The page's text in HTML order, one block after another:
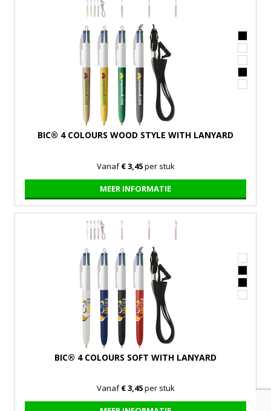
BIC® 4 COLOURS WOOD STYLE WITH LANYARD
Vanaf€ 3,45per stuk
MEER INFORMATIE
BIC® 4 COLOURS SOFT WITH LANYARD
Vanaf€ 3,45per stuk